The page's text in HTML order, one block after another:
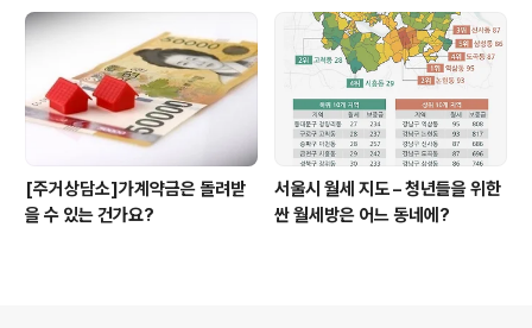
[주거상담소]가계약금은 돌려받
을 수 있는 건가요?
서울시 월세 지도 – 청년들을 위한
싼 월세방은 어느 동네에?